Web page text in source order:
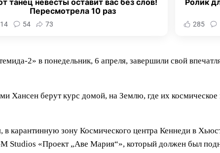
танец невесты оставит вас без слов!
Пересмотрела 10 раз
54 73
Ролик
285
2» в понедельник, 6 апреля, завершили свой
Хансен берут курс домой, на Землю, где их
в карантинную зону Космического центра Кеннеди в
«Проект „Аве Мария“», который должен был